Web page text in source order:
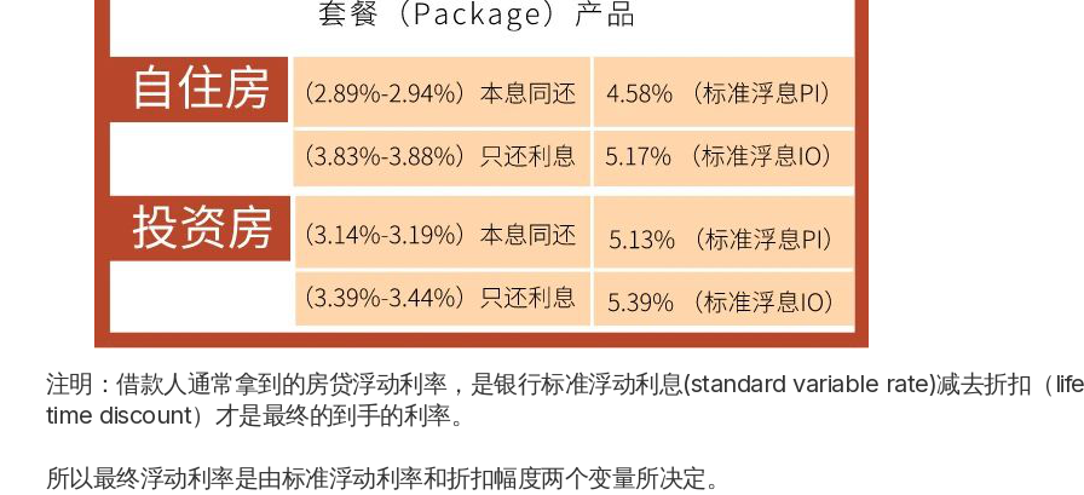
注明：借款人通常拿到的房贷浮动利率，是银行标准浮动利息(standard variable rate)减去折扣（life
time discount）才是最终的到手的利率。
所以最终浮动利率是由标准浮动利率和折扣幅度两个变量所决定。